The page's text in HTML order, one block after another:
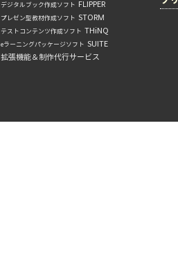
デジタルブック作成ソフト FLIPPER
プレゼン型教材作成ソフト STORM
テストコンテンツ作成ソフト THiNQ
eラーニングパッケージソフト SUITE
拡張機能＆制作代行サービス